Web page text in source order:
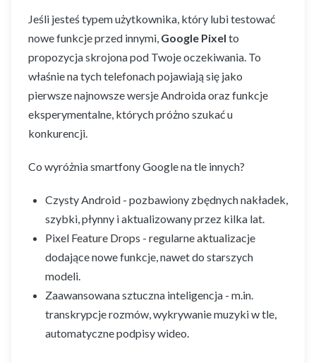
Jeśli jesteś typem użytkownika, który lubi testować
nowe funkcje przed innymi, Google Pixel to
propozycja skrojona pod Twoje oczekiwania. To
właśnie na tych telefonach pojawiają się jako
pierwsze najnowsze wersje Androida oraz funkcje
eksperymentalne, których próżno szukać u
konkurencji.
Co wyróżnia smartfony Google na tle innych?
Czysty Android - pozbawiony zbędnych nakładek,
szybki, płynny i aktualizowany przez kilka lat.
Pixel Feature Drops - regularne aktualizacje
dodające nowe funkcje, nawet do starszych
modeli.
Zaawansowana sztuczna inteligencja - m.in.
transkrypcje rozmów, wykrywanie muzyki w tle,
automatyczne podpisy wideo.